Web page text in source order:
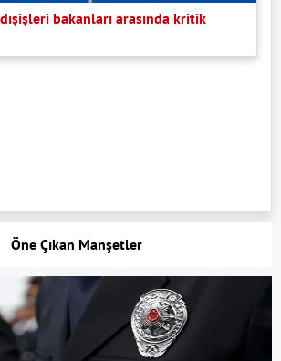
bakanları arasında kritik
Öne Çıkan Manşetler